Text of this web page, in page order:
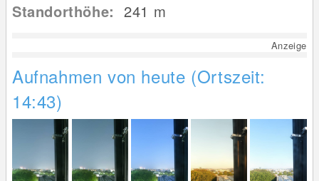
Standorthöhe:241 m
Anzeige
Aufnahmen von heute (Ortszeit:
14:43)